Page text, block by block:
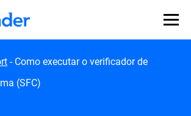
- Como executar o verificador de
(SFC)